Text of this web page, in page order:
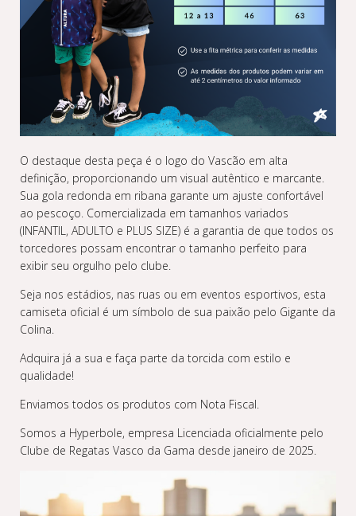
O destaque desta peça é o logo do Vascão em alta
definição, proporcionando um visual autêntico e marcante.
Sua gola redonda em ribana garante um ajuste confortável
ao pescoço. Comercializada em tamanhos variados
(INFANTIL, ADULTO e PLUS SIZE) é a garantia de que todos os
torcedores possam encontrar o tamanho perfeito para
exibir seu orgulho pelo clube.
Seja nos estádios, nas ruas ou em eventos esportivos, esta
camiseta oficial é um símbolo de sua paixão pelo Gigante da
Colina.
Adquira já a sua e faça parte da torcida com estilo e
qualidade!
Enviamos todos os produtos com Nota Fiscal.
Somos a Hyperbole, empresa Licenciada oficialmente pelo
Clube de Regatas Vasco da Gama desde janeiro de 2025.